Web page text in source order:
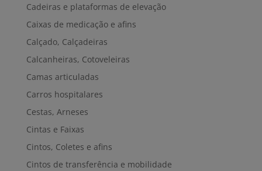
Cadeiras e plataformas de elevação
Caixas de medicação e afins
Calçado, Calçadeiras
Calcanheiras, Cotoveleiras
Camas articuladas
Carros hospitalares
Cestas, Arneses
Cintas e Faixas
Cintos, Coletes e afins
Cintos de transferência e mobilidade